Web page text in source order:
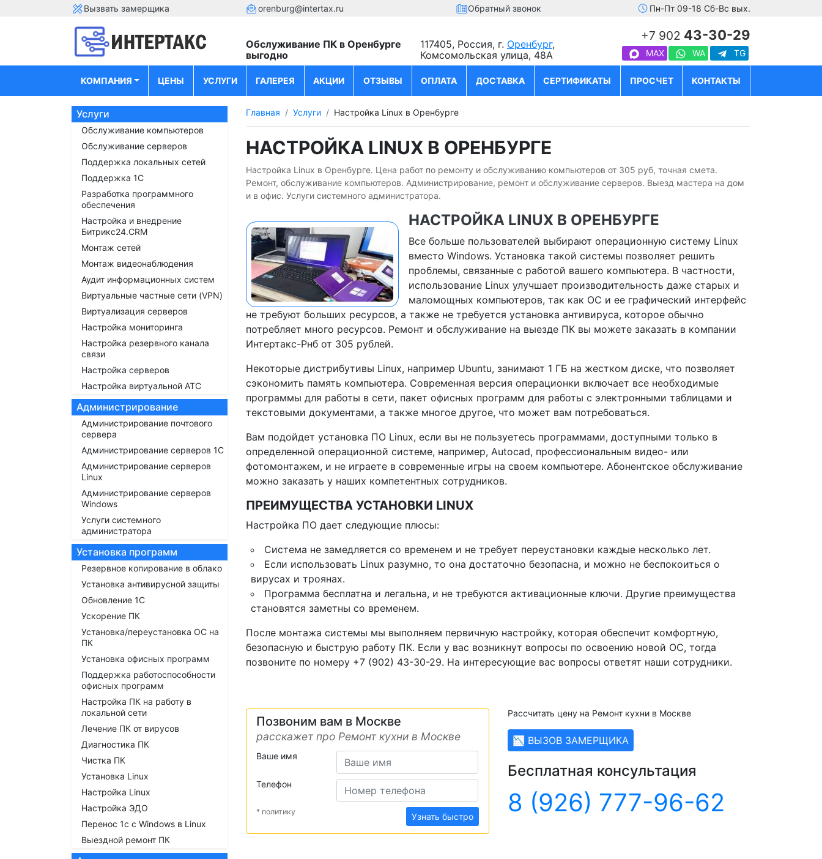
Вызвать замерщика orenburg@intertax.ru Обратный звонок Пн-Пт 09-18 Сб-Вс вых.
Обслуживание ПК в Оренбурге
выгодно
117405, Россия, г. Оренбург,
Комсомольская улица, 48А
+7 902 43-30-29
MAX WA TG
КОМПАНИЯ ЦЕНЫ УСЛУГИ ГАЛЕРЕЯ АКЦИИ ОТЗЫВЫ ОПЛАТА ДОСТАВКА СЕРТИФИКАТЫ ПРОСЧЕТ КОНТАКТЫ
Услуги
Обслуживание компьютеров
Обслуживание серверов
Поддержка локальных сетей
Поддержка 1С
Разработка программного
обеспечения
Настройка и внедрение
Битрикс24.CRM
Монтаж сетей
Монтаж видеонаблюдения
Аудит информационных систем
Виртуальные частные сети (VPN)
Виртуализация серверов
Настройка мониторинга
Настройка резервного канала
связи
Настройка серверов
Настройка виртуальной АТС
Администрирование
Администрирование почтового
сервера
Администрирование серверов 1С
Администрирование серверов
Linux
Администрирование серверов
Windows
Услуги системного
администратора
Установка программ
Резервное копирование в облако
Установка антивирусной защиты
Обновление 1С
Ускорение ПК
Установка/переустановка ОС на
ПК
Установка офисных программ
Поддержка работоспособности
офисных программ
Настройка ПК на работу в
локальной сети
Лечение ПК от вирусов
Диагностика ПК
Чистка ПК
Установка Linux
Настройка Linux
Настройка ЭДО
Перенос 1с с Windows в Linux
Выездной ремонт ПК
Главная Услуги Настройка Linux в Оренбурге
НАСТРОЙКА LINUX В ОРЕНБУРГЕ
Настройка Linux в Оренбурге. Цена работ по ремонту и обслуживанию компьютеров от 305 руб, точная смета.
Ремонт, обслуживание компьютеров. Администрирование, ремонт и обслуживание серверов. Выезд мастера на дом
и в офис. Услуги системного администратора.
НАСТРОЙКА LINUX В ОРЕНБУРГЕ
Все больше пользователей выбирают операционную систему Linux
вместо Windows. Установка такой системы позволяет решить
проблемы, связанные с работой вашего компьютера. В частности,
использование Linux улучшает производительность даже старых и
маломощных компьютеров, так как ОС и ее графический интерфейс
не требуют больших ресурсов, а также не требуется установка антивируса, которое обычно
потребляет много ресурсов. Ремонт и обслуживание на выезде ПК вы можете заказать в компании
Интертакс-Рнб от 305 рублей.
Некоторые дистрибутивы Linux, например Ubuntu, занимают 1 ГБ на жестком диске, что позволяет
сэкономить память компьютера. Современная версия операционки включает все необходимые
программы для работы в сети, пакет офисных программ для работы с электронными таблицами и
текстовыми документами, а также многое другое, что может вам потребоваться.
Вам подойдет установка ПО Linux, если вы не пользуетесь программами, доступными только в
определенной операционной системе, например, Autocad, профессиональным видео- или
фотомонтажем, и не играете в современные игры на своем компьютере. Абонентское обслуживание
можно заказать у наших компетентных сотрудников.
ПРЕИМУЩЕСТВА УСТАНОВКИ LINUX
Настройка ПО дает следующие плюсы:
Система не замедляется со временем и не требует переустановки каждые несколько лет.
Если использовать Linux разумно, то она достаточно безопасна, и можно не беспокоиться о
вирусах и троянах.
Программа бесплатна и легальна, и не требуются активационные ключи. Другие преимущества
становятся заметны со временем.
После монтажа системы мы выполняем первичную настройку, которая обеспечит комфортную,
безопасную и быструю работу ПК. Если у вас возникнут вопросы по освоению новой ОС, тогда
позвоните по номеру +7 (902) 43-30-29. На интересующие вас вопросы ответят наши сотрудники.
Позвоним вам в Москве
расскажет про Ремонт кухни в Москве
Ваше имя
Телефон
* политику Узнать быстро
Рассчитать цену на Ремонт кухни в Москве
📉 ВЫЗОВ ЗАМЕРЩИКА
Бесплатная консультация
8 (926) 777-96-62